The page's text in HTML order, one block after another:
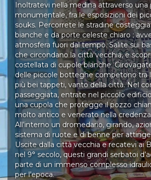
Inoltratevi nella medina attraverso una
monumentale, fra le esposizioni dei
souks. Percorrete le stradine
bianche e da porte celeste chiaro ;
atmosfera fuori dal tempo. Salite sui
che circondano la città vecchia, e
costellata di cupole bianche.
delle piccole botteghe competono tra
più bei tappeti, vanto della città. Nel
passeggiata, entrate nel piccolo
una cupola che protegge il pozzo
molto antico e venerato nella
All’interno un dromedario, girando,
sistema di ruote e di benne per
Uscite dalla città vecchia e recatevi ai
nel 9° secolo, questi grandi serbatoi
parte di un immenso complesso
per l’epoca.